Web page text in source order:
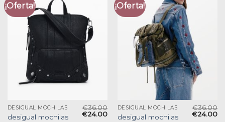
¡Oferta!
DESIGUAL MOCHILAS
desigual mochilas
€36.00
€24.00
¡Oferta!
DESIGUAL MOCHILAS
desigual mochilas
€36.00
€24.00